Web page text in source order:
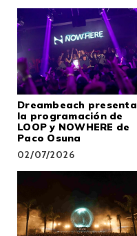
Dreambeach presenta
la programación de
LOOP y NOWHERE de
Paco Osuna
02/07/2026